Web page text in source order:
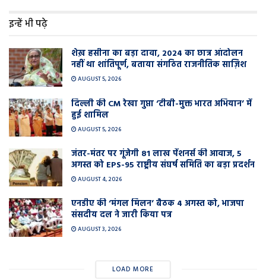
इन्हें भी पढ़े
शेख़ हसीना का बड़ा दावा, 2024 का छात्र आंदोलन
नहीं था शांतिपूर्ण, बताया संगठित राजनीतिक साज़िश
AUGUST 5, 2026
दिल्ली की CM रेखा गुप्ता ‘टीबी-मुक्त भारत अभियान’ में
हुई शामिल
AUGUST 5, 2026
जंतर-मंतर पर गूंजेगी 81 लाख पेंशनर्स की आवाज, 5
अगस्त को EPS-95 राष्ट्रीय संघर्ष समिति का बड़ा प्रदर्शन
AUGUST 4, 2026
एनडीए की ‘मंगल मिलन’ बैठक 4 अगस्त को, भाजपा
संसदीय दल ने जारी किया पत्र
AUGUST 3, 2026
LOAD MORE